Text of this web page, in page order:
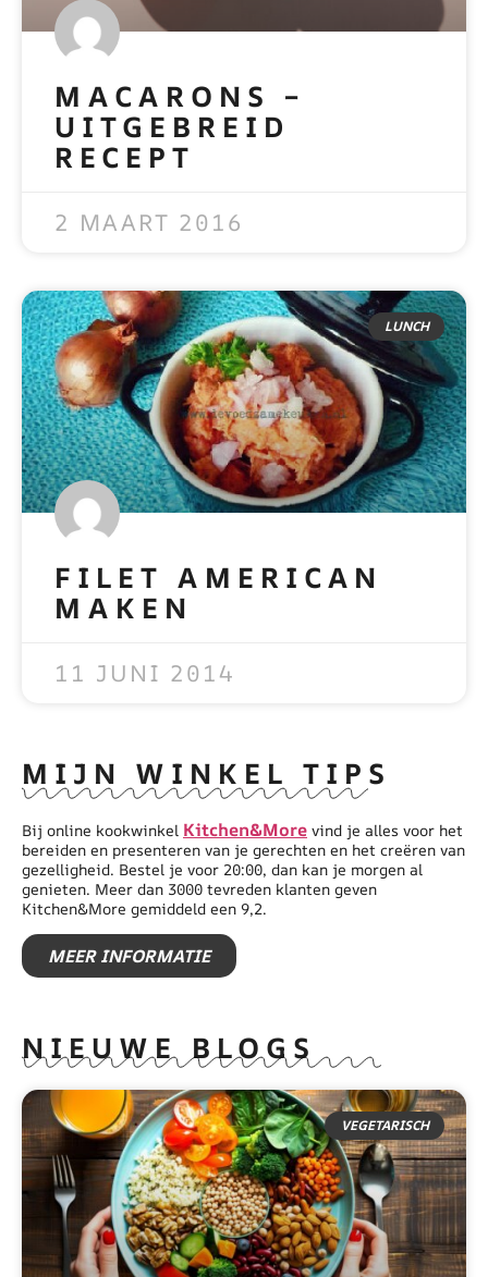
MACARONS –
UITGEBREID
RECEPT
2 MAART 2016
LUNCH
FILET AMERICAN
MAKEN
11 JUNI 2014
MIJN WINKEL TIPS
Bij online kookwinkel Kitchen&More vind je alles voor het
bereiden en presenteren van je gerechten en het creëren van
gezelligheid. Bestel je voor 20:00, dan kan je morgen al
genieten. Meer dan 3000 tevreden klanten geven
Kitchen&More gemiddeld een 9,2.
MEER INFORMATIE
NIEUWE BLOGS
VEGETARISCH